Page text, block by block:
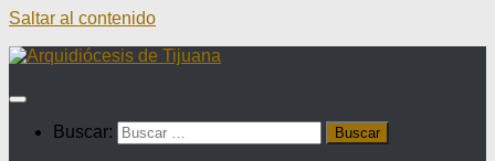
Saltar al contenido
Buscar: